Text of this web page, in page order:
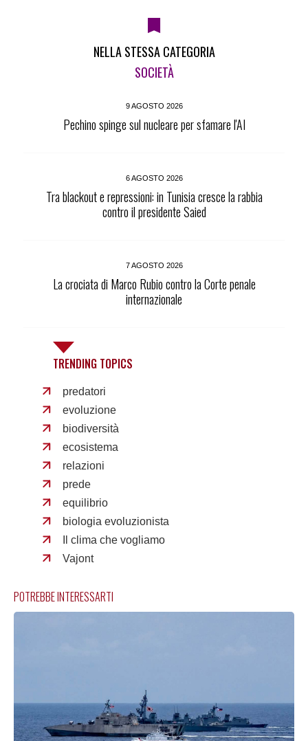
NELLA STESSA CATEGORIA
SOCIETÀ
9 AGOSTO 2026
Pechino spinge sul nucleare per sfamare l'AI
6 AGOSTO 2026
Tra blackout e repressioni: in Tunisia cresce la rabbia
contro il presidente Saied
7 AGOSTO 2026
La crociata di Marco Rubio contro la Corte penale
internazionale
TRENDING TOPICS
predatori
evoluzione
biodiversità
ecosistema
relazioni
prede
equilibrio
biologia evoluzionista
Il clima che vogliamo
Vajont
POTREBBE INTERESSARTI